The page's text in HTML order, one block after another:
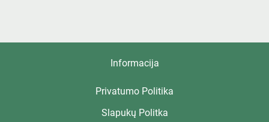
Informacija
Privatumo Politika
Slapukų Politka